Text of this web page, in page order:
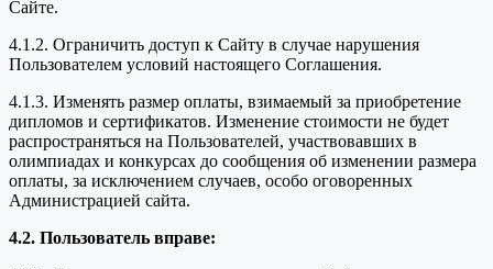
Сайте.
4.1.2. Ограничить доступ к Сайту в случае нарушения
Пользователем условий настоящего Соглашения.
4.1.3. Изменять размер оплаты, взимаемый за приобретение
дипломов и сертификатов. Изменение стоимости не будет
распространяться на Пользователей, участвовавших в
олимпиадах и конкурсах до сообщения об изменении размера
оплаты, за исключением случаев, особо оговоренных
Администрацией сайта.
4.2. Пользователь вправе: